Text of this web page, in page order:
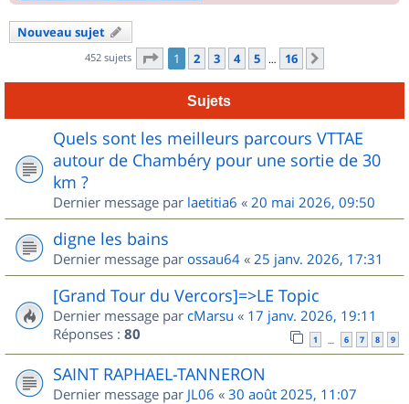
Nouveau sujet
452 sujets Page 1sur
1 2 3 4 5 … 16
Sujets
Quels sont les meilleurs parcours VTTAE
autour de Chambéry pour une sortie de 30
km ?
Dernier message par laetitia6 « 20 mai 2026, 09:50
digne les bains
Dernier message par ossau64 « 25 janv. 2026, 17:31
[Grand Tour du Vercors]=>LE Topic
Dernier message par cMarsu « 17 janv. 2026, 19:11
Réponses : 80 1 … 6 7 8 9
SAINT RAPHAEL-TANNERON
Dernier message par JL06 « 30 août 2025, 11:07